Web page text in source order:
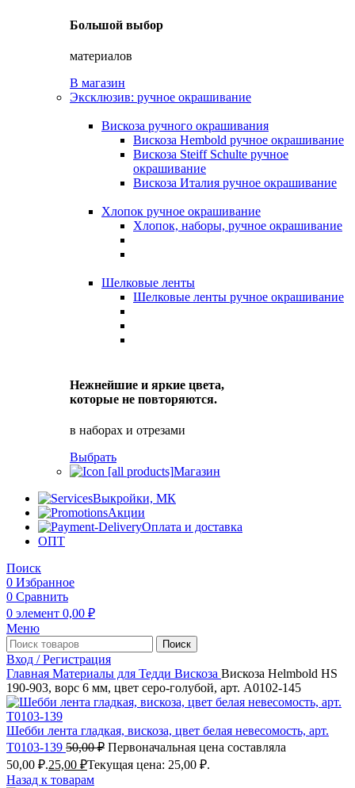
Большой выбор
материалов
В магазин
Эксклюзив: ручное окрашивание
Вискоза ручного окрашивания
Вискоза Hembold ручное окрашивание
Вискоза Steiff Schulte ручное
окрашивание
Вискоза Италия ручное окрашивание
Хлопок ручное окрашивание
Хлопок, наборы, ручное окрашивание
Шелковые ленты
Шелковые ленты ручное окрашивание
Нежнейшие и яркие цвета,
которые не повторяются.
в наборах и отрезами
Выбрать
Магазин
Выкройки, МК
Акции
Оплата и доставка
ОПТ
Поиск
0 Избранное
0 Сравнить
0 элемент 0,00 ₽
Меню
Поиск
Вход / Регистрация
Главная Материалы для Тедди Вискоза Вискоза Helmbold HS
190-903, ворс 6 мм, цвет серо-голубой, арт. А0102-145
Шебби лента гладкая, вискоза, цвет белая невесомость, арт.
Т0103-139 50,00₽ Первоначальная цена составляла
50,00 ₽.25,00 ₽Текущая цена: 25,00 ₽.
Назад к товарам